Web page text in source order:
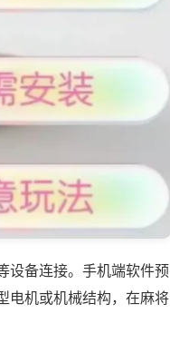
设备连接。手机端软件预
电机或机械结构，在麻将